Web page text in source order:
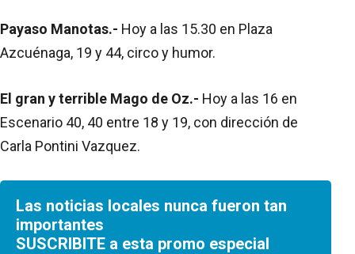
Payaso Manotas.- Hoy a las 15.30 en Plaza
Azcuénaga, 19 y 44, circo y humor.
El gran y terrible Mago de Oz.- Hoy a las 16 en
Escenario 40, 40 entre 18 y 19, con dirección de
Carla Pontini Vazquez.
Las noticias locales nunca fueron tan
importantes
SUSCRIBITE a esta promo especial